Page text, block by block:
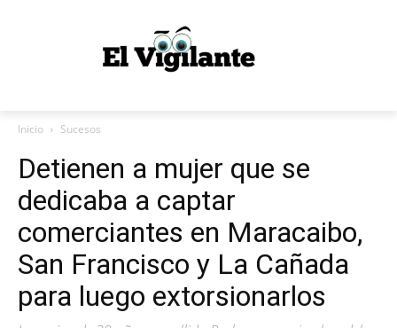
Inicio Sucesos
Detienen a mujer que se
dedicaba a captar
comerciantes en Maracaibo,
San Francisco y La Cañada
para luego extorsionarlos